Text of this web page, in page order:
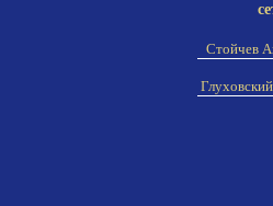
Стойчев